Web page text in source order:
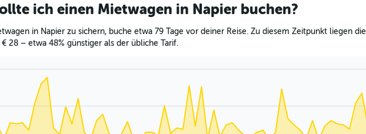
ich einen Mietwagen in Napier buchen?
in Napier zu sichern, buche etwa 79 Tage vor deiner Reise. Zu diesem Zeitpunkt liegen die
28 – etwa 48% günstiger als der übliche Tarif.